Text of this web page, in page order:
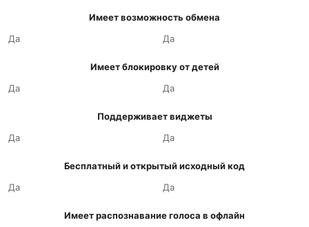
Имеет возможность обмена
Да
Да
Имеет блокировку от детей
Да
Да
Поддерживает виджеты
Да
Да
Бесплатный и открытый исходный код
Да
Да
Имеет распознавание голоса в офлайн